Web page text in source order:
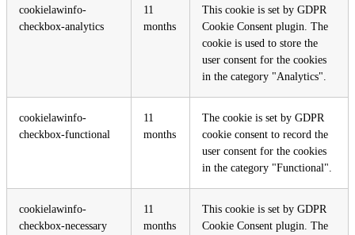
cookielawinfo-
checkbox-analytics
11
months
This cookie is set by GDPR
Cookie Consent plugin. The
cookie is used to store the
user consent for the cookies
in the category "Analytics".
cookielawinfo-
checkbox-functional
11
months
The cookie is set by GDPR
cookie consent to record the
user consent for the cookies
in the category "Functional".
cookielawinfo-
checkbox-necessary
11
months
This cookie is set by GDPR
Cookie Consent plugin. The